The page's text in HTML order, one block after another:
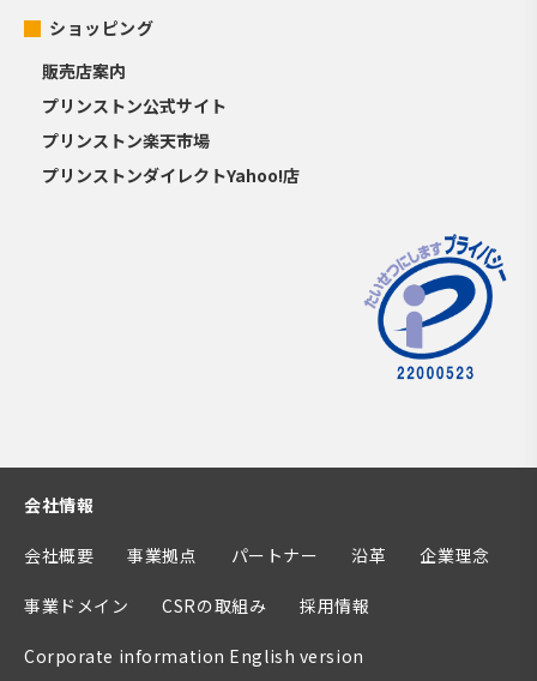
ショッピング
販売店案内
プリンストン公式サイト
プリンストン楽天市場
プリンストンダイレクトYahoo!店
会社情報
会社概要 事業拠点 パートナー 沿革 企業理念
事業ドメイン CSRの取組み 採用情報
Corporate information English version